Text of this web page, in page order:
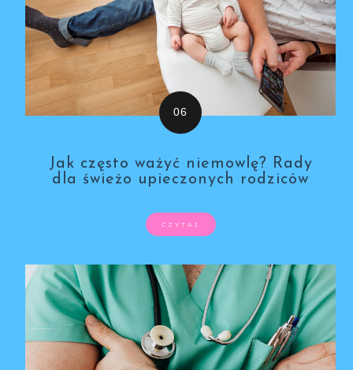
Jak często ważyć niemowlę? Rady
dla świeżo upieczonych rodziców
CZYTAJ